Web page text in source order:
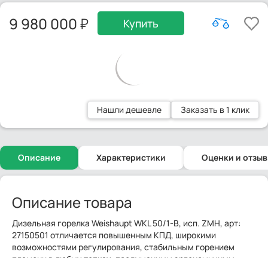
9 980 000 Купить
Нашли дешевле Заказать в 1 клик
Описание Характеристики Оценки и
Описание товара
Дизельная горелка Weishaupt WKL 50/1-B, исп. ZMH, арт:
27150501 отличается повышенным КПД, широкими
возможностями регулирования, стабильным горением